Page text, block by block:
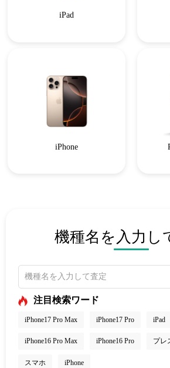
iPad
iPhone
機種名を入力し
注目検索ワード
iPhone17 Pro Max iPhone17 Pro iPad
iPhone16 Pro Max iPhone16 Pro プレ
スマホ iPhone